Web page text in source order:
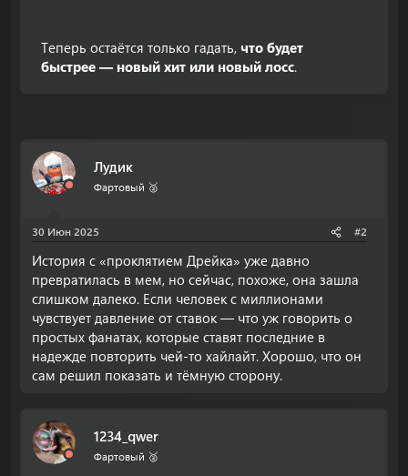
Теперь остаётся только гадать, что будет
быстрее — новый хит или новый лосс.
Лудик
Фартовый 🥈
30 Июн 2025 #2
История с «проклятием Дрейка» уже давно
превратилась в мем, но сейчас, похоже, она зашла
слишком далеко. Если человек с миллионами
чувствует давление от ставок — что уж говорить о
простых фанатах, которые ставят последние в
надежде повторить чей-то хайлайт. Хорошо, что он
сам решил показать и тёмную сторону.
1234_qwer
Фартовый 🥈